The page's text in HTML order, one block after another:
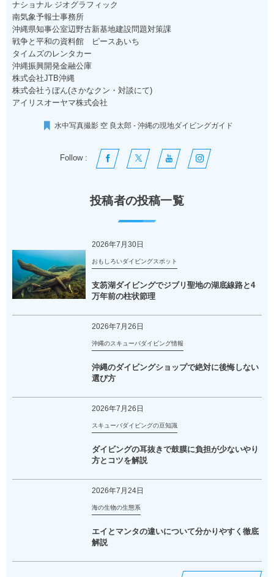
ナショナル ジオグラフィック
南気象予報士事務所
沖縄県知事公室辺野古新基地建設問題対策課
戦争と平和の資料館 ピースあいち
タイムズのレンタカー
沖縄振興開発金融公庫
株式会社JTB沖縄
株式会社うぼん(さかなクン・対談にて)
アイリスオーヤマ株式会社
水中写真撮影 空 良太郎 - 沖縄の現地ダイビングガイド
Follow :
投稿者の投稿一覧
2026年7月30日
おもしろいダイビングスポット
支笏湖ダイビングでジブリ聖地の湖底線路と4
万年前の柱状節理
2026年7月26日
沖縄のスキューバダイビング情報
沖縄のダイビングショップで絶対に後悔しない
選び方
2026年7月26日
スキューバダイビングの豆知識
ダイビングの耳抜きで鼓膜に負担が少ないやり
方とコツを解説
2026年7月24日
海の生物の生態系
エイとマンタの違いについて分かりやすく徹底
解説